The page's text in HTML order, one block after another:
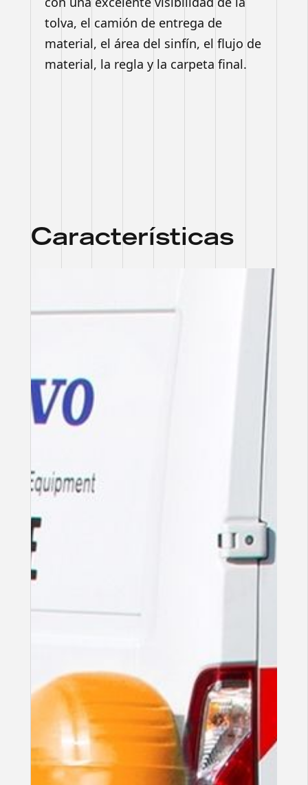
tolva, el camión de entrega de
material, el área del sinfín, el flujo de
material, la regla y la carpeta final.
Características